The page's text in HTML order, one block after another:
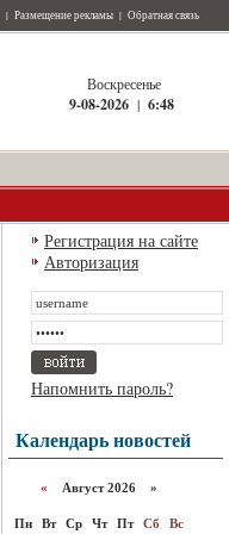
| Размещение рекламы | Обратная связь
Воскресенье
9-08-2026 | 6:48
Регистрация на сайте
Авторизация
Напомнить пароль?
Календарь новостей
« Август 2026 »
Пн Вт Ср Чт Пт Сб Вс